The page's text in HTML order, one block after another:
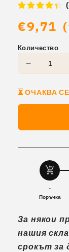
€9,71
Количество
пръсти
add_shopping_cart
-
Поръчка
За някои
нашия
срокът за